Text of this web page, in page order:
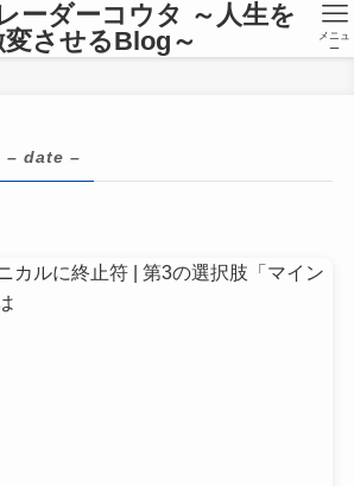
ーダーコウタ ～人生を
変させるBlog～
メニュ
ー
– date –